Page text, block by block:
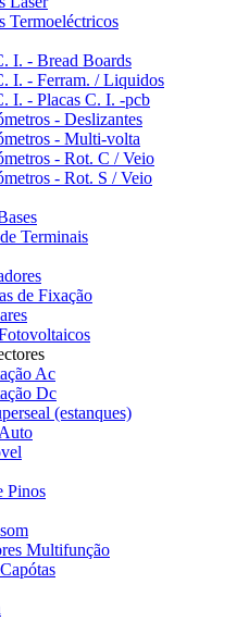
Termoeléctricos
I. - Bread Boards
I. - Ferram. / Liquidos
I. - Placas C. I. -pcb
- Deslizantes
- Multi-volta
- Rot. C / Veio
- Rot. S / Veio
Terminais
de Fixação
Ac
Dc
(estanques)
Pinos
Multifunção